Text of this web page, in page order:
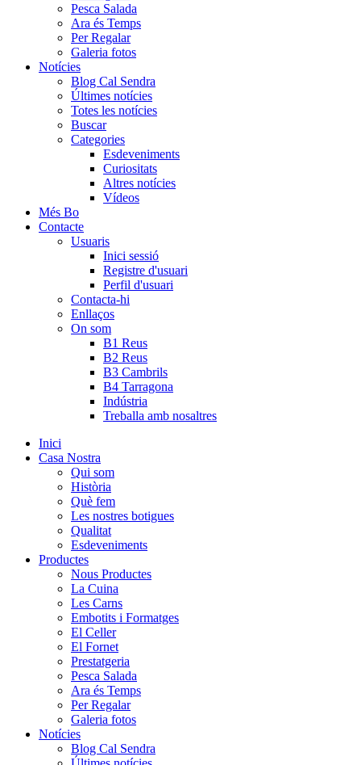
Pesca Salada
Ara és Temps
Per Regalar
Galeria fotos
Notícies
Blog Cal Sendra
Últimes notícies
Totes les notícies
Buscar
Categories
Esdeveniments
Curiositats
Altres notícies
Vídeos
Més Bo
Contacte
Usuaris
Inici sessió
Registre d'usuari
Perfil d'usuari
Contacta-hi
Enllaços
On som
B1 Reus
B2 Reus
B3 Cambrils
B4 Tarragona
Indústria
Treballa amb nosaltres
Inici
Casa Nostra
Qui som
Història
Què fem
Les nostres botigues
Qualitat
Esdeveniments
Productes
Nous Productes
La Cuina
Les Carns
Embotits i Formatges
El Celler
El Fornet
Prestatgeria
Pesca Salada
Ara és Temps
Per Regalar
Galeria fotos
Notícies
Blog Cal Sendra